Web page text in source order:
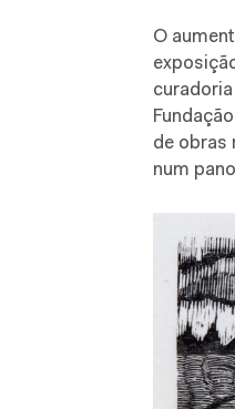
O
de obras
num